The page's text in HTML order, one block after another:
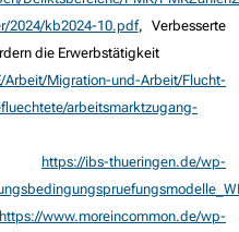
2024/kb2024-10.pdf, Verbesserte
die Erwerbstätigkeit
Migration-und-Arbeit/Flucht-
arbeitsmarktzugang-
https://ibs-thueringen.de/wp-
https://www.moreincommon.de/wp-